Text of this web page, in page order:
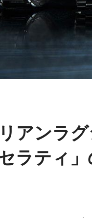
アンラ
セラティ